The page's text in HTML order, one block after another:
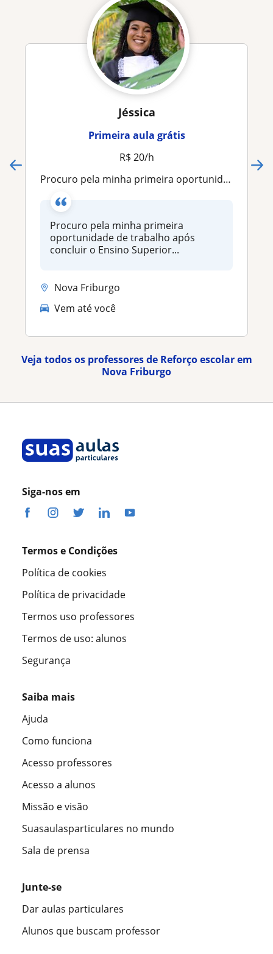
Jéssica
Primeira aula grátis
R$ 20/h
Procuro pela minha primeira oportunidade de trabalho após concluir o Ensino Superior
Procuro pela minha primeira
oportunidade de trabalho após
concluir o Ensino Superior...
Nova Friburgo
Vem até você
Veja todos os professores de Reforço escolar em
Nova Friburgo
Siga-nos em
Termos e Condições
Política de cookies
Política de privacidade
Termos uso professores
Termos de uso: alunos
Segurança
Saiba mais
Ajuda
Como funciona
Acesso professores
Acesso a alunos
Missão e visão
Suasaulasparticulares no mundo
Sala de prensa
Junte-se
Dar aulas particulares
Alunos que buscam professor